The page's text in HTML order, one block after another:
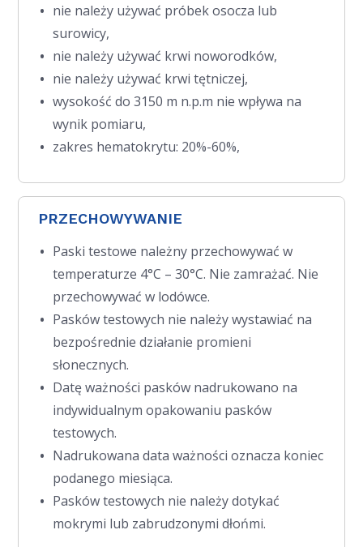
nie należy używać próbek osocza lub
surowicy,
nie należy używać krwi noworodków,
nie należy używać krwi tętniczej,
wysokość do 3150 m n.p.m nie wpływa na
wynik pomiaru,
zakres hematokrytu: 20%-60%,
PRZECHOWYWANIE
Paski testowe należny przechowywać w
temperaturze 4°C – 30°C. Nie zamrażać. Nie
przechowywać w lodówce.
Pasków testowych nie należy wystawiać na
bezpośrednie działanie promieni
słonecznych.
Datę ważności pasków nadrukowano na
indywidualnym opakowaniu pasków
testowych.
Nadrukowana data ważności oznacza koniec
podanego miesiąca.
Pasków testowych nie należy dotykać
mokrymi lub zabrudzonymi dłońmi.